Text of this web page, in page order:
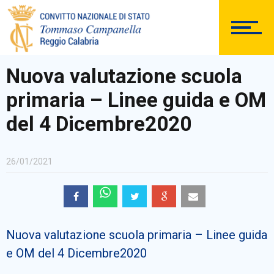
DOCUMENTAZIONE
PERSONALE
BACHECA SINDACALE
Nuova valutazione scuola
primaria – Linee guida e OM
del 4 Dicembre2020
26/01/2021
Nuova valutazione scuola primaria – Linee guida
e OM del 4 Dicembre2020